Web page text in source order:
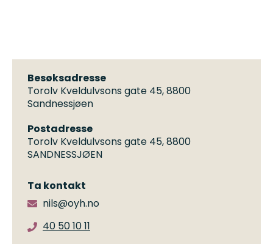
Besøksadresse
Torolv Kveldulvsons gate 45, 8800
Sandnessjøen
Postadresse
Torolv Kveldulvsons gate 45, 8800
SANDNESSJØEN
Ta kontakt
nils@oyh.no
40 50 10 11